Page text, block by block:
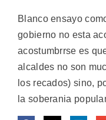
Blanco ensayo
gobierno no esta
acostumbrrse es
alcaldes no son
los recados) sino,
la soberania